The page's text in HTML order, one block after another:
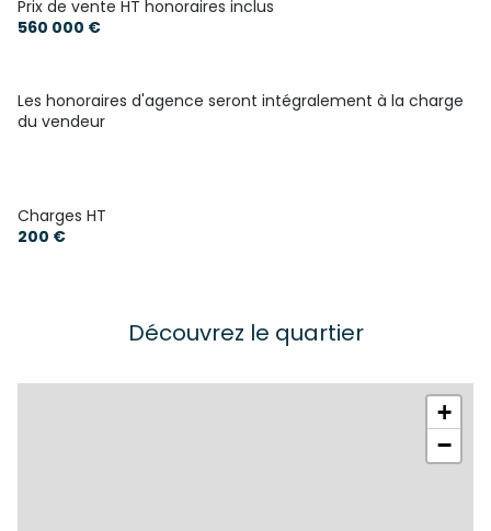
Prix de vente HT honoraires inclus
560 000 €
Les honoraires d'agence seront intégralement à la charge
du vendeur
Charges HT
200 €
Découvrez le quartier
+
−